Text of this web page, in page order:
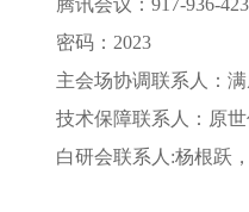
腾讯会议：917-936-423
密码：2023
主会场协调联系人：
技术保障联系人：原世
白研会联系人:杨根跃